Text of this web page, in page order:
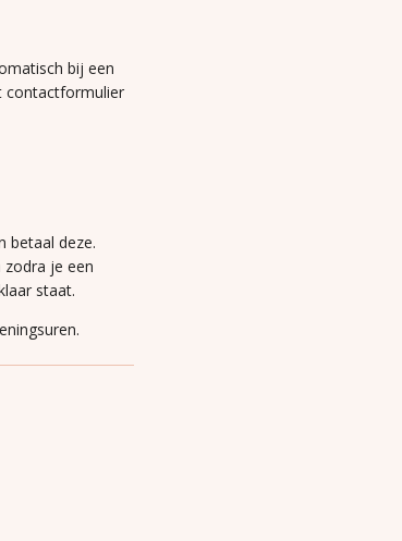
bij een
contactformulier
betaal deze.
zodra je een
staat.